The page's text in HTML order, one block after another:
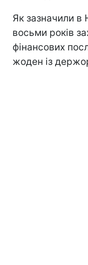
Як зазначили в
восьми років
фінансових
жоден із